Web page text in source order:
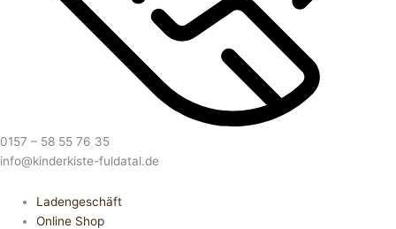
0157 – 58 55 76 35
info@kinderkiste-fuldatal.de
Ladengeschäft
Online Shop